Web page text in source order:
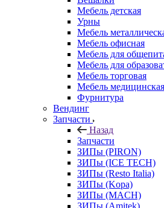
Мебель детская
Урны
Мебель
Мебель офисная
Мебель для
Мебель для
Мебель торговая
Мебель медицинская
Фурнитура
Вендинг
Запчасти
Назад
Запчасти
ЗИПы (PIRON)
ЗИПы (ICE TECH)
ЗИПы (Resto Italia)
ЗИПы (Kopa)
ЗИПы (MACH)
ЗИПы (Amitek)